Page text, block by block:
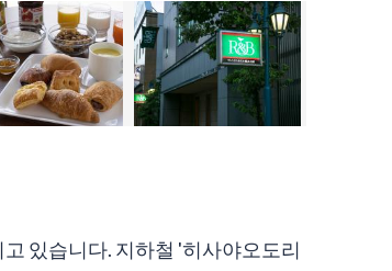
있습니다. 지하철 '히사야오도리